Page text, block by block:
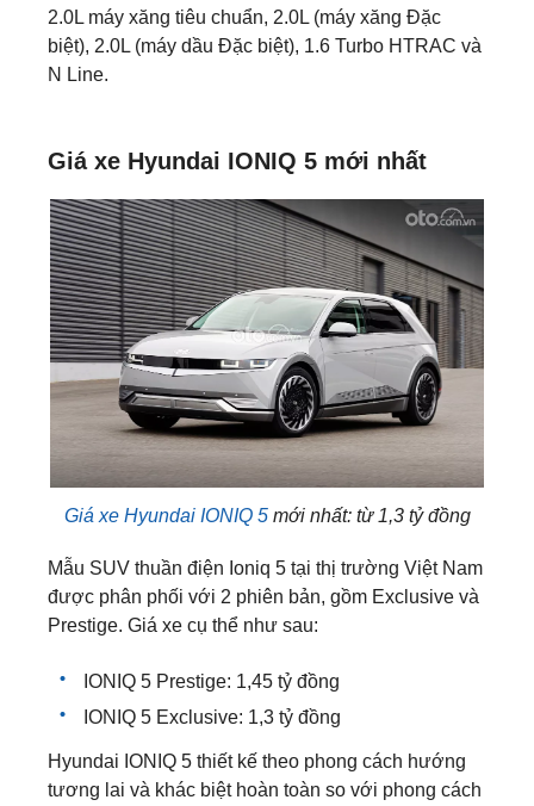
2.0L máy xăng tiêu chuẩn, 2.0L (máy xăng Đặc
biệt), 2.0L (máy dầu Đặc biệt), 1.6 Turbo HTRAC và
N Line.
Giá xe Hyundai IONIQ 5​​ mới nhất
Giá xe Hyundai IONIQ 5​​ mới nhất: từ 1,3 tỷ đồng
Mẫu SUV thuần điện Ioniq 5 tại thị trường Việt Nam
được phân phối với 2 phiên bản, gồm Exclusive và
Prestige. Giá xe cụ thể như sau:
IONIQ 5 Prestige: 1,45 tỷ đồng
IONIQ 5 Exclusive: 1,3 tỷ đồng
Hyundai IONIQ 5 thiết kế theo phong cách hướng
tương lai và khác biệt hoàn toàn so với phong cách